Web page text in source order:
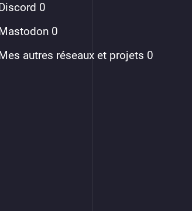
0
0
autres réseaux et projets 0